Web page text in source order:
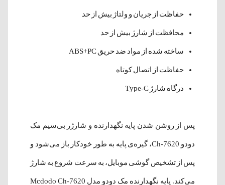
حفاظت از جریان و ولتاژ بیش از حد
محافظت از شارژ بیش از حد
ساخته شده از مواد ضد حریق ABS+PC
حفاظت از اتصال کوتاه
درگاه شارژ Type-C
پس از روشن شدن پایه نگهدارنده و شارژر بی‌سیم مک
دودو Ch-7620، گیره‌ی پایه به طور خودکار باز می‌شود و
پس از تشخیص گوشی موبایل، به سرعت شروع به شارژ
می‌کند. پایه نگهدارنده مک دودو مدل Mcdodo Ch-7620